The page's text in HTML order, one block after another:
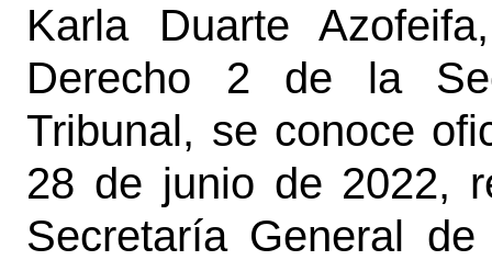
Karla Duarte
Derecho 2 de la
Tribunal, se conoce
28 de junio de 2022,
Secretaría General